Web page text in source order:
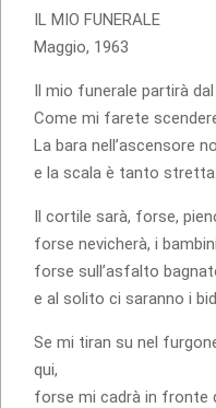
IL MIO FUNERALE
Maggio, 1963
Il mio funerale partirà
Come mi farete
La bara nell’ascensore
e la scala è tanto stretta.
Il cortile sarà, forse,
forse nevicherà, i
forse sull’asfalto
e al solito ci saranno i
Se mi tiran su nel
qui,
forse mi cadrà in fronte